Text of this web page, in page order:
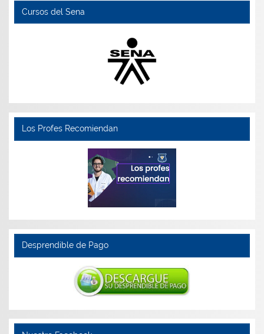
Cursos del Sena
Los Profes Recomiendan
Desprendible de Pago